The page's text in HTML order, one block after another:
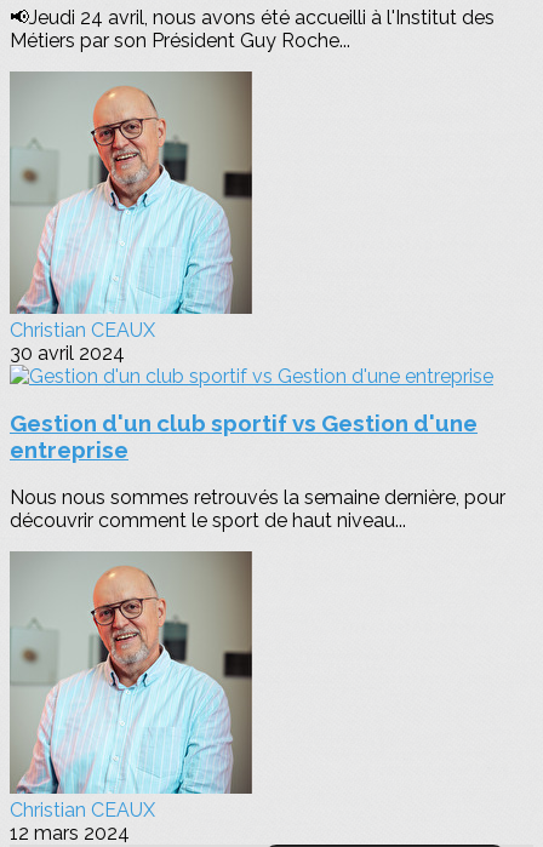
📢Jeudi 24 avril, nous avons été accueilli à l'Institut des
Métiers par son Président Guy Roche...
Christian CEAUX
30 avril 2024
Gestion d'un club sportif vs Gestion d'une
entreprise
Nous nous sommes retrouvés la semaine dernière, pour
découvrir comment le sport de haut niveau...
Christian CEAUX
12 mars 2024